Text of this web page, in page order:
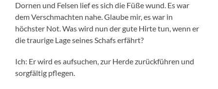
Dornen und Felsen lief es sich die Füße wund. Es war
dem Verschmachten nahe. Glaube mir, es war in
höchster Not. Was wird nun der gute Hirte tun, wenn er
die traurige Lage seines Schafs erfährt?
Ich: Er wird es aufsuchen, zur Herde zurückführen und
sorgfältig pflegen.